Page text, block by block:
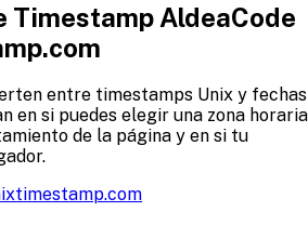
Timestamp AldeaCode
entre timestamps Unix y fechas
en si puedes elegir una zona horaria
de la página y en si tu